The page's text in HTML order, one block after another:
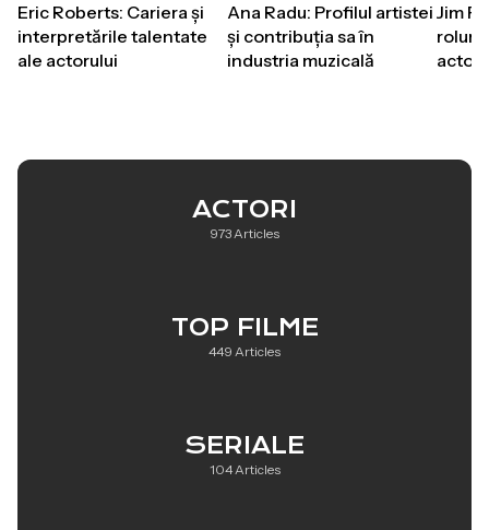
Eric Roberts: Cariera și
interpretările talentate
ale actorului
Ana Radu: Profilul artistei
și contribuția sa în
industria muzicală
Jim
ACTORI
973 Articles
TOP FILME
449 Articles
SERIALE
104 Articles